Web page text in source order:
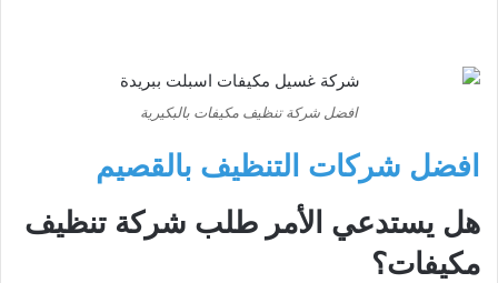
افضل شركة تنظيف مكيفات بالبكيرية
افضل شركات التنظيف بالقصيم
هل يستدعي الأمر طلب شركة تنظيف
مكيفات؟